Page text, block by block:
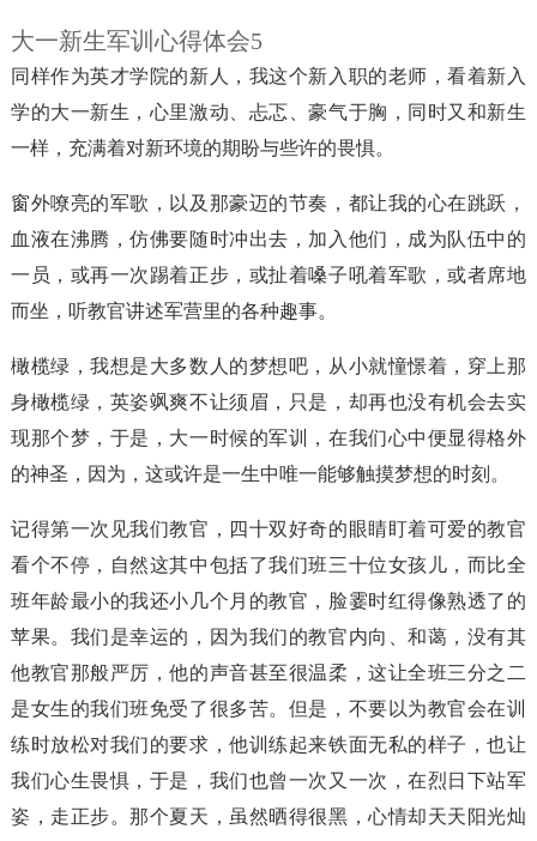
大一新生军训心得体会5
同样作为英才学院的新人，我这个新入职的老师，看着新入
学的大一新生，心里激动、忐忑、豪气于胸，同时又和新生
一样，充满着对新环境的期盼与些许的畏惧。
窗外嘹亮的军歌，以及那豪迈的节奏，都让我的心在跳跃，
血液在沸腾，仿佛要随时冲出去，加入他们，成为队伍中的
一员，或再一次踢着正步，或扯着嗓子吼着军歌，或者席地
而坐，听教官讲述军营里的各种趣事。
橄榄绿，我想是大多数人的梦想吧，从小就憧憬着，穿上那
身橄榄绿，英姿飒爽不让须眉，只是，却再也没有机会去实
现那个梦，于是，大一时候的军训，在我们心中便显得格外
的神圣，因为，这或许是一生中唯一能够触摸梦想的时刻。
记得第一次见我们教官，四十双好奇的眼睛盯着可爱的教官
看个不停，自然这其中包括了我们班三十位女孩儿，而比全
班年龄最小的我还小几个月的教官，脸霎时红得像熟透了的
苹果。我们是幸运的，因为我们的教官内向、和蔼，没有其
他教官那般严厉，他的声音甚至很温柔，这让全班三分之二
是女生的我们班免受了很多苦。但是，不要以为教官会在训
练时放松对我们的要求，他训练起来铁面无私的样子，也让
我们心生畏惧，于是，我们也曾一次又一次，在烈日下站军
姿，走正步。那个夏天，虽然晒得很黑，心情却天天阳光灿